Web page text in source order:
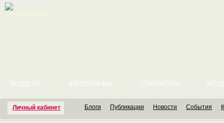
Личный кабинет
МОДЕЛИ ФОТОГРАФЫ СТИЛИСТЫ
Блоги Публикации Новости События